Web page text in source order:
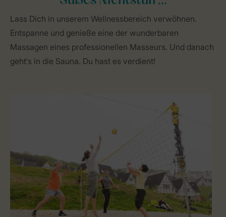
Lass Dich in unserem Wellnessbereich verwöhnen.
Entspanne und genieße eine der wunderbaren
Massagen eines professionellen Masseurs. Und danach
geht‘s in die Sauna. Du hast es verdient!